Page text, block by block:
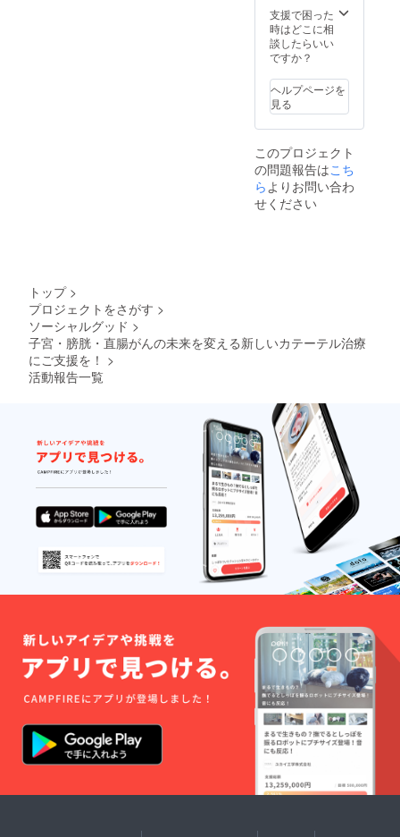
支援で困った
時はどこに相
談したらいい
ですか？
ヘルプページを
見る
このプロジェクト
の問題報告はこち
らよりお問い合わ
せください
トップ >
プロジェクトをさがす >
ソーシャルグッド >
子宮・膀胱・直腸がんの未来を変える新しいカテーテル治療
にご支援を！ >
活動報告一覧